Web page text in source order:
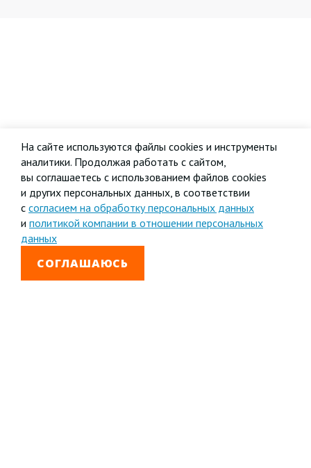
На сайте используются файлы cookies и инструменты
аналитики. Продолжая работать с сайтом,
вы соглашаетесь с использованием файлов cookies
и других персональных данных, в соответствии
с согласием на обработку персональных данных
и политикой компании в отношении персональных
данных
СОГЛАШАЮСЬ